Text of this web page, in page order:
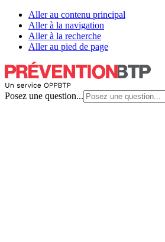
Aller au contenu principal
Aller à la navigation
Aller à la recherche
Aller au pied de page
Posez une question...